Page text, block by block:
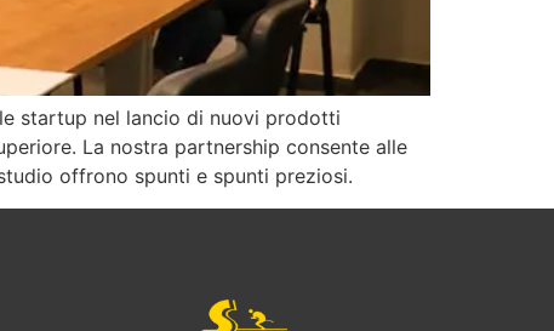
startup nel lancio di nuovi prodotti
La nostra partnership consente alle
offrono spunti e spunti preziosi.